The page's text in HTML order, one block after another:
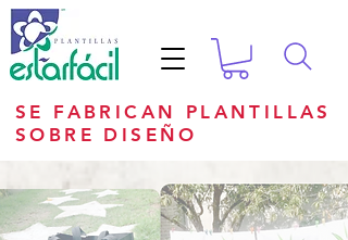
SE FABRICAN PLANTILLAS
SOBRE DISEÑO